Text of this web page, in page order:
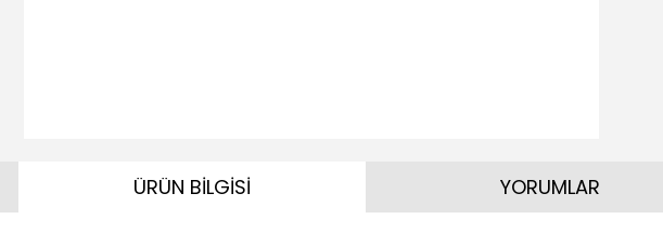
ÜRÜN BİLGİSİ YORUMLAR